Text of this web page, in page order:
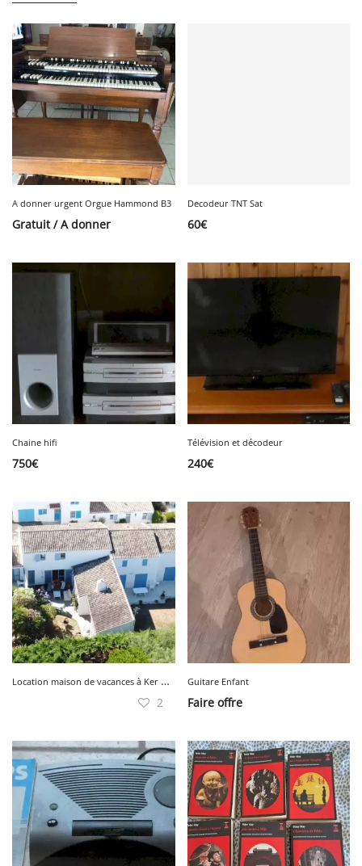
A donner urgent Orgue Hammond B3
Gratuit / A donner
Decodeur TNT Sat
60€
Chaine hifi
750€
Télévision et décodeur
240€
L
ocation maison de vacances à Ker Chalon
2
Guitare Enfant
Faire offre